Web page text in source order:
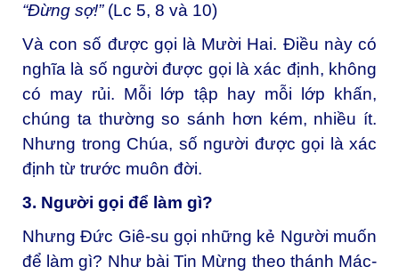
“Đừng sợ!” (Lc 5, 8 và 10)
Và con số được gọi là Mười Hai. Điều này có
nghĩa là số người được gọi là xác định, không
có may rủi. Mỗi lớp tập hay mỗi lớp khấn,
chúng ta thường so sánh hơn kém, nhiều ít.
Nhưng trong Chúa, số người được gọi là xác
định từ trước muôn đời.
3. Người gọi để làm gì?
Nhưng Đức Giê-su gọi những kẻ Người muốn
để làm gì? Như bài Tin Mừng theo thánh Mác-